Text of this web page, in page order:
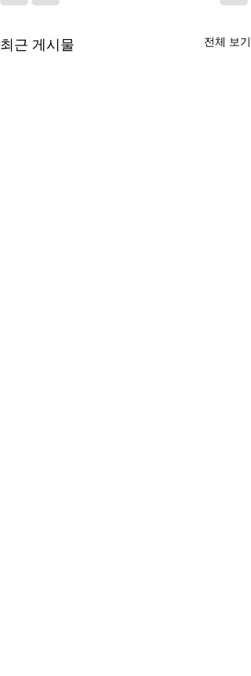
최근 게시물 전체 보기